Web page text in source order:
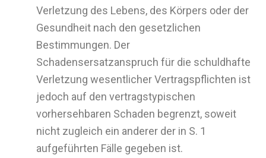
Verletzung des Lebens, des Körpers oder der
Gesundheit nach den gesetzlichen
Bestimmungen. Der
Schadensersatzanspruch für die schuldhafte
Verletzung wesentlicher Vertragspflichten ist
jedoch auf den vertragstypischen
vorhersehbaren Schaden begrenzt, soweit
nicht zugleich ein anderer der in S. 1
aufgeführten Fälle gegeben ist.